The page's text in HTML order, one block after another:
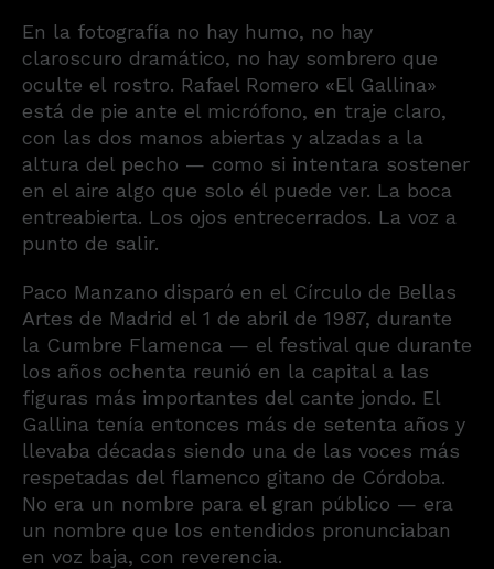
En la fotografía no hay humo, no hay
claroscuro dramático, no hay sombrero que
oculte el rostro. Rafael Romero «El Gallina»
está de pie ante el micrófono, en traje claro,
con las dos manos abiertas y alzadas a la
altura del pecho — como si intentara sostener
en el aire algo que solo él puede ver. La boca
entreabierta. Los ojos entrecerrados. La voz a
punto de salir.
Paco Manzano disparó en el Círculo de Bellas
Artes de Madrid el 1 de abril de 1987, durante
la Cumbre Flamenca — el festival que durante
los años ochenta reunió en la capital a las
figuras más importantes del cante jondo. El
Gallina tenía entonces más de setenta años y
llevaba décadas siendo una de las voces más
respetadas del flamenco gitano de Córdoba.
No era un nombre para el gran público — era
un nombre que los entendidos pronunciaban
en voz baja, con reverencia.